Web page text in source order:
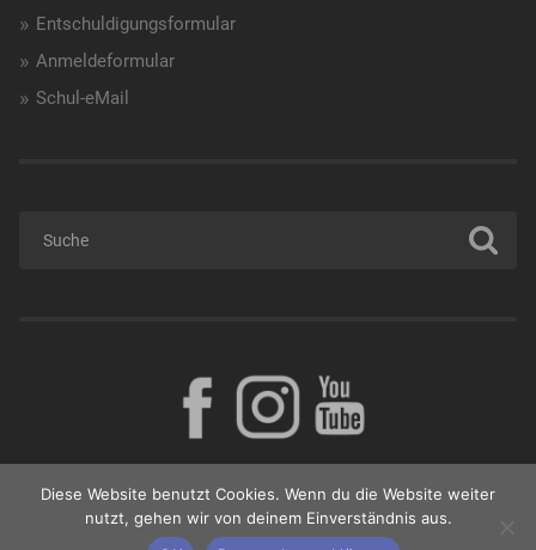
Entschuldigungsformular
Anmeldeformular
Schul-eMail
Diese Website benutzt Cookies. Wenn du die Website weiter
nutzt, gehen wir von deinem Einverständnis aus.